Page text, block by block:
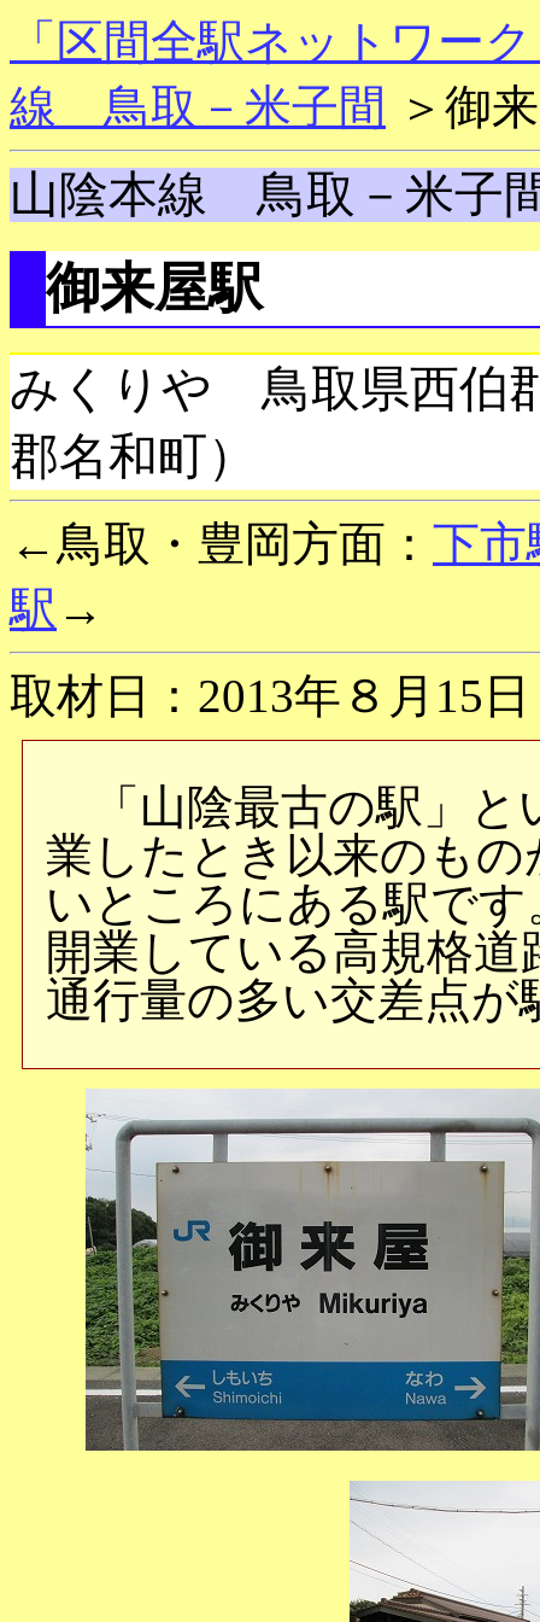
「区間全駅ネットワー
線 鳥取－米子間 ＞御
山陰本線 鳥取－米子
御来屋駅
みくりや 鳥取県西伯
郡名和町）
←鳥取・豊岡方面： 下市
駅 →
取材日：2013年８月15日
「山陰最古の駅」と
業したとき以来のも
いところにある駅で
開業している高規格
通行量の多い交差点